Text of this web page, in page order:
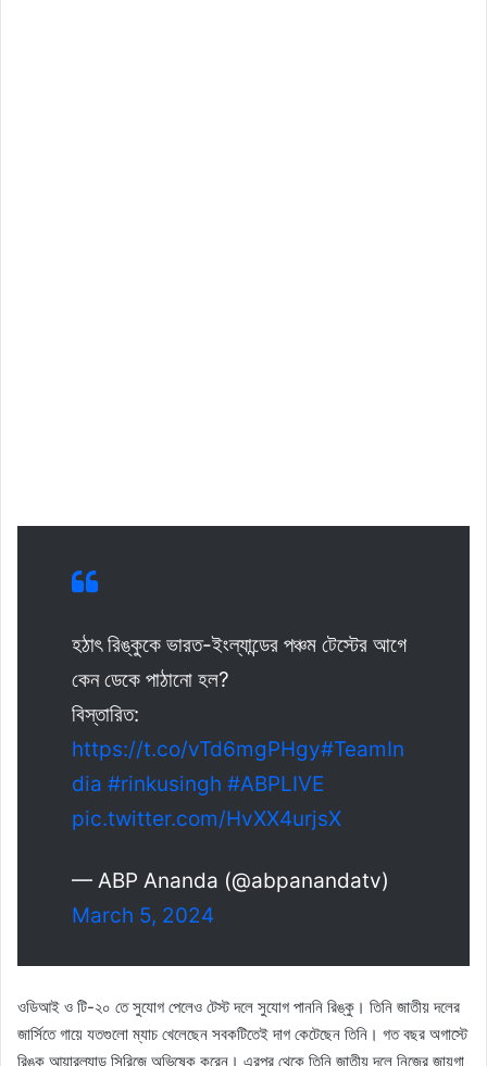
হঠাৎ রিঙ্কুকে ভারত-ইংল্যান্ডের পঞ্চম টেস্টের আগে
কেন ডেকে পাঠানো হল?
বিস্তারিত:
https://t.co/vTd6mgPHgy#TeamIn
dia #rinkusingh #ABPLIVE
pic.twitter.com/HvXX4urjsX
— ABP Ananda (@abpanandatv)
March 5, 2024
ওডিআই ও টি-২০ তে সুযোগ পেলেও টেস্ট দলে সুযোগ পাননি রিঙ্কু। তিনি জাতীয় দলের
জার্সিতে গায়ে যতগুলো ম্যাচ খেলেছেন সবকটিতেই দাগ কেটেছেন তিনি। গত বছর অগাস্টে
রিঙ্কু আয়ারল্যান্ড সিরিজে অভিষেক করেন। এরপর থেকে তিনি জাতীয় দলে নিজের জায়গা